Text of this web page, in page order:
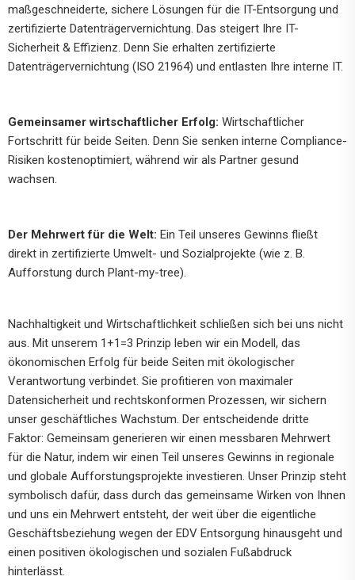
maßgeschneiderte, sichere Lösungen für die IT-Entsorgung und
zertifizierte Datenträgervernichtung. Das steigert Ihre IT-
Sicherheit & Effizienz. Denn Sie erhalten zertifizierte
Datenträgervernichtung (ISO 21964) und entlasten Ihre interne IT.
Gemeinsamer wirtschaftlicher Erfolg: Wirtschaftlicher
Fortschritt für beide Seiten. Denn Sie senken interne Compliance-
Risiken kostenoptimiert, während wir als Partner gesund
wachsen.
Der Mehrwert für die Welt: Ein Teil unseres Gewinns fließt
direkt in zertifizierte Umwelt- und Sozialprojekte (wie z. B.
Aufforstung durch Plant-my-tree).
Nachhaltigkeit und Wirtschaftlichkeit schließen sich bei uns nicht
aus. Mit unserem 1+1=3 Prinzip leben wir ein Modell, das
ökonomischen Erfolg für beide Seiten mit ökologischer
Verantwortung verbindet. Sie profitieren von maximaler
Datensicherheit und rechtskonformen Prozessen, wir sichern
unser geschäftliches Wachstum. Der entscheidende dritte
Faktor: Gemeinsam generieren wir einen messbaren Mehrwert
für die Natur, indem wir einen Teil unseres Gewinns in regionale
und globale Aufforstungsprojekte investieren. Unser Prinzip steht
symbolisch dafür, dass durch das gemeinsame Wirken von Ihnen
und uns ein Mehrwert entsteht, der weit über die eigentliche
Geschäftsbeziehung wegen der EDV Entsorgung hinausgeht und
einen positiven ökologischen und sozialen Fußabdruck
hinterlässt.